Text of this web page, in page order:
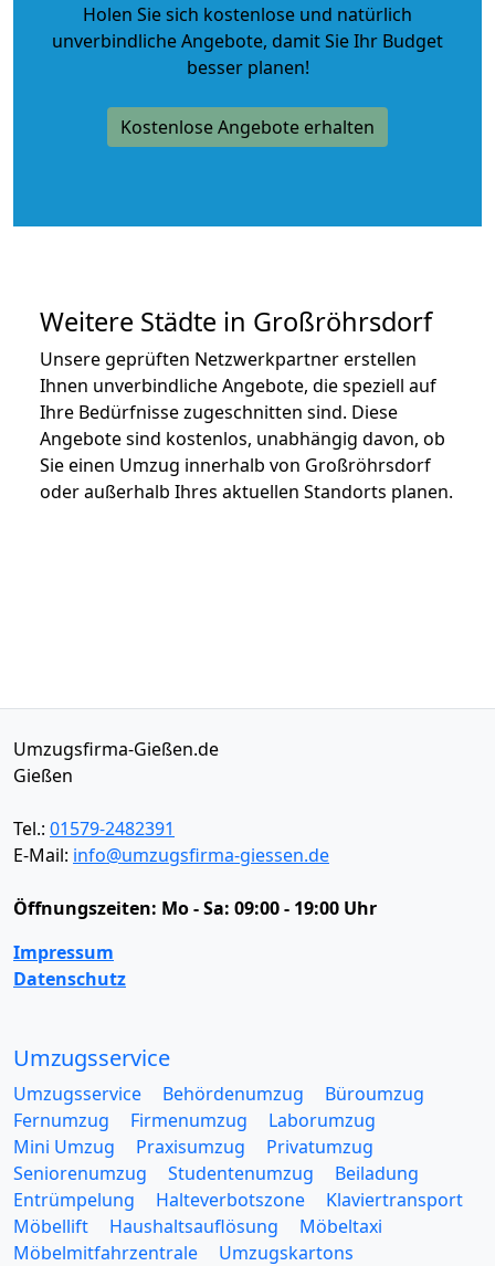
Holen Sie sich kostenlose und natürlich
unverbindliche Angebote, damit Sie Ihr Budget
besser planen!
Kostenlose Angebote erhalten
Weitere Städte in Großröhrsdorf
Unsere geprüften Netzwerkpartner erstellen
Ihnen unverbindliche Angebote, die speziell auf
Ihre Bedürfnisse zugeschnitten sind. Diese
Angebote sind kostenlos, unabhängig davon, ob
Sie einen Umzug innerhalb von Großröhrsdorf
oder außerhalb Ihres aktuellen Standorts planen.
Umzugsfirma-Gießen.de
Gießen
Tel.: 01579-2482391
E-Mail: info@umzugsfirma-giessen.de
Öffnungszeiten: Mo - Sa: 09:00 - 19:00 Uhr
Impressum
Datenschutz
Umzugsservice
Umzugsservice Behördenumzug
Büroumzug
Fernumzug
Firmenumzug
Laborumzug
Mini Umzug
Praxisumzug
Privatumzug
Seniorenumzug
Studentenumzug
Beiladung
Entrümpelung
Halteverbotszone
Klaviertransport
Möbellift
Haushaltsauflösung
Möbeltaxi
Möbelmitfahrzentrale
Umzugskartons